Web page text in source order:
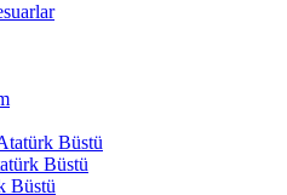
Büstü
Büstü
Büstü